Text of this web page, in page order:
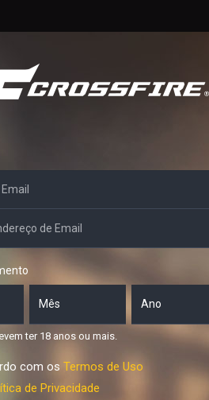
Mês Ano
ter 18 anos ou mais.
com os Termos de Uso
de Privacidade